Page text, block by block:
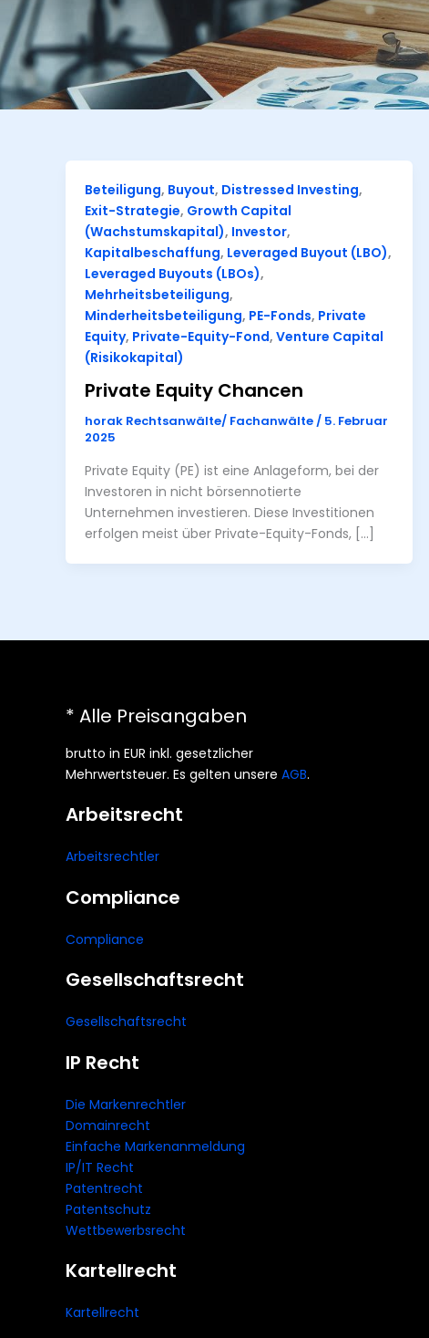
Beteiligung, Buyout, Distressed Investing,
Exit-Strategie, Growth Capital
(Wachstumskapital), Investor,
Kapitalbeschaffung, Leveraged Buyout (LBO),
Leveraged Buyouts (LBOs),
Mehrheitsbeteiligung,
Minderheitsbeteiligung, PE-Fonds, Private
Equity, Private-Equity-Fond, Venture Capital
(Risikokapital)
Private Equity Chancen
horak Rechtsanwälte/ Fachanwälte/ 5. Februar
2025
Private Equity (PE) ist eine Anlageform, bei der
Investoren in nicht börsennotierte
Unternehmen investieren. Diese Investitionen
erfolgen meist über Private-Equity-Fonds, […]
* Alle Preisangaben
brutto in EUR inkl. gesetzlicher
Mehrwertsteuer. Es gelten unsere AGB.
Arbeitsrecht
Arbeitsrechtler
Compliance
Compliance
Gesellschaftsrecht
Gesellschaftsrecht
IP Recht
Die Markenrechtler
Domainrecht
Einfache Markenanmeldung
IP/IT Recht
Patentrecht
Patentschutz
Wettbewerbsrecht
Kartellrecht
Kartellrecht